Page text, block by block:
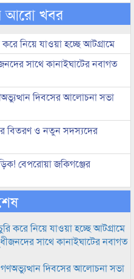
আরো খবর
নিয়ে যাওয়া হচ্ছে আটগ্রামে
সাথে কানাইঘাটের নবাগত
দিবসের আলোচনা সভা
বিতরণ ও নতুন সদস্যদের
বেপরোয়া জকিগঞ্জের
করে নিয়ে যাওয়া হচ্ছে আটগ্রামে
সাথে কানাইঘাটের নবাগত
দিবসের আলোচনা সভা